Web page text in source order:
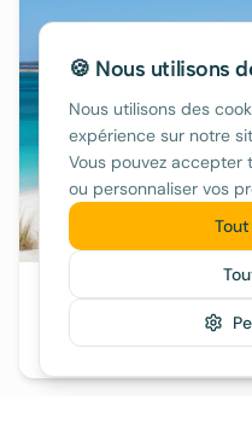
Sud de Majorque
nature, plages longues,
🍪 Nous utilisons
Nous utilisons des
expérience sur notre
Vous pouvez accepter
ou personnaliser vos